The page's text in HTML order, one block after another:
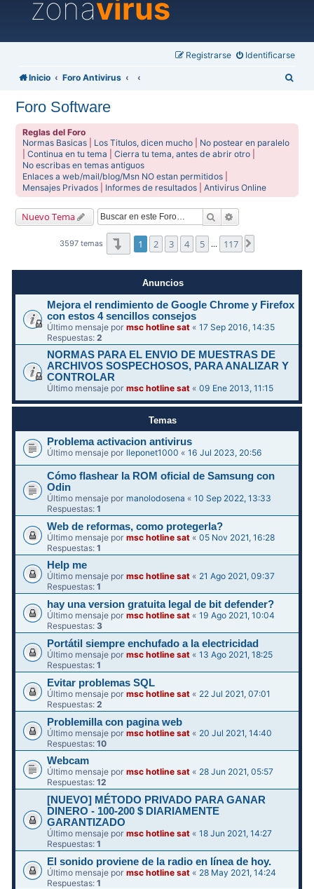
zonavirus
Identificarse
Registrarse
Inicio Foro Antivirus
Foro Software
Reglas del Foro
Normas Basicas
Los Titulos, dicen mucho
No postear en paralelo
|Continua en tu tema |Cierra tu tema, antes de abrir otro
No escribas en temas antiguos
Enlaces a web/mail/blog/Msn NO estan permitidos
Mensajes Privados
Informes de resultados |Antivirus Online
Nuevo Tema Buscar
3597 temas Página1de117
1 2 3 4 5 … 117
Anuncios
Mejora el rendimiento de Google Chrome y Firefox
con estos 4 sencillos consejos
Último mensaje pormsc hotline sat «17 Sep 2016, 14:35
Respuestas:2
NORMAS PARA EL ENVIO DE MUESTRAS DE
ARCHIVOS SOSPECHOSOS, PARA ANALIZAR Y
CONTROLAR
Último mensaje pormsc hotline sat «09 Ene 2013, 11:15
Temas
Problema activacion antivirus
Último mensaje por lleponet1000 «16 Jul 2023, 20:56
Cómo flashear la ROM oficial de Samsung con
Odin
Último mensaje por manolodosena «10 Sep 2022, 13:33
Respuestas:1
Web de reformas, como protegerla?
Último mensaje pormsc hotline sat «05 Nov 2021, 16:28
Respuestas:1
Help me
Último mensaje pormsc hotline sat « 21 Ago 2021, 09:37
Respuestas:1
hay una version gratuita legal de bit defender?
Último mensaje pormsc hotline sat «19 Ago 2021, 10:04
Respuestas:3
Portátil siempre enchufado a la electricidad
Último mensaje pormsc hotline sat «13 Ago 2021, 18:25
Respuestas:1
Evitar problemas SQL
Último mensaje pormsc hotline sat « 22 Jul 2021, 07:01
Respuestas:2
Problemilla con pagina web
Último mensaje pormsc hotline sat « 20 Jul 2021, 14:40
Respuestas:10
Webcam
Último mensaje pormsc hotline sat « 28 Jun 2021, 05:57
Respuestas:12
[NUEVO] MÉTODO PRIVADO PARA GANAR
DINERO - 100-200 $ DIARIAMENTE
GARANTIZADO
Último mensaje pormsc hotline sat «18 Jun 2021, 14:27
Respuestas:1
El sonido proviene de la radio en línea de hoy.
Último mensaje pormsc hotline sat « 28 May 2021, 14:24
Respuestas:1